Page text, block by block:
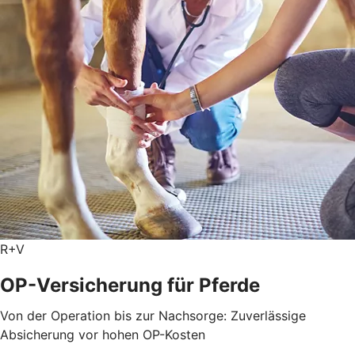
R+V
OP-Versicherung für Pferde
Von der Operation bis zur Nachsorge: Zuverlässige
Absicherung vor hohen OP-Kosten